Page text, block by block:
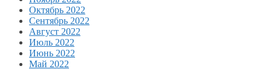
Октябрь 2022
Сентябрь 2022
Август 2022
Июль 2022
Июнь 2022
Май 2022